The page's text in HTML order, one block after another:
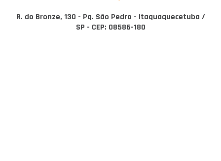
R. do Bronze, 130 - Pq. São Pedro - Itaquaquecetuba /
SP - CEP: 08586-180